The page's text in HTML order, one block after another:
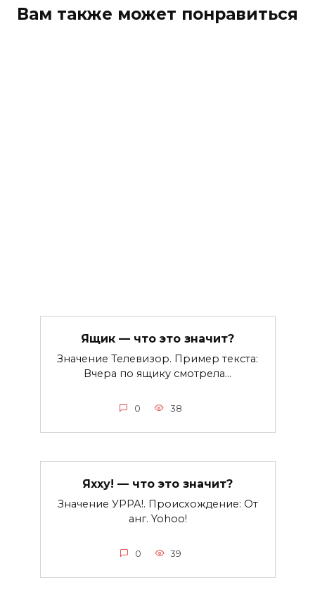
Вам также может понравиться
Ящик — что это значит?
Значение Телевизор. Пример текста:
Вчера по ящику смотрела…
0 38
Яхху! — что это значит?
Значение УРРА!. Происхождение: От
анг. Yohoo!
0 39